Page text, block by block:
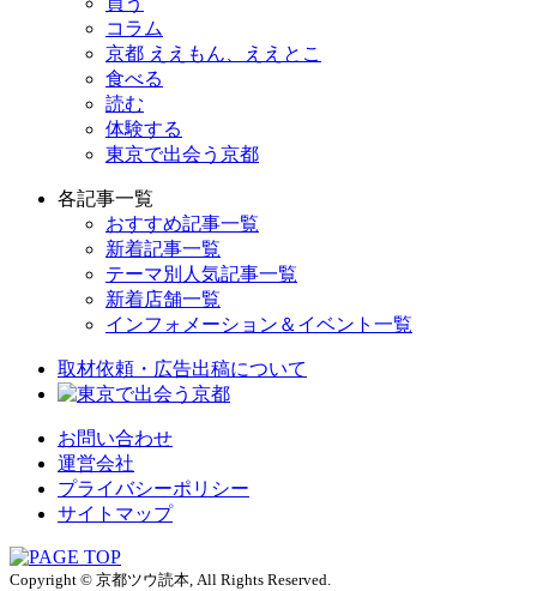
コラム
京都 ええもん、ええとこ
食べる
読む
体験する
東京で出会う京都
各記事一覧
おすすめ記事一覧
新着記事一覧
テーマ別人気記事一覧
新着店舗一覧
インフォメーション＆イベント一覧
取材依頼・広告出稿について
お問い合わせ
運営会社
プライバシーポリシー
サイトマップ
Copyright © 京都ツウ読本, All Rights Reserved.